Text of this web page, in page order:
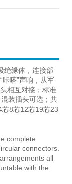
绝缘体，连接部
嗒”声响，从军
相互对接；标准
装插头可选；共
8芯12芯19芯23
complete
connectors.
all
with the